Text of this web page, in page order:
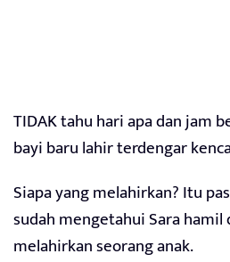
TIDAK tahu hari apa dan jam
bayi baru lahir terdengar
Siapa yang melahirkan? Itu
sudah mengetahui Sara
melahirkan seorang anak.